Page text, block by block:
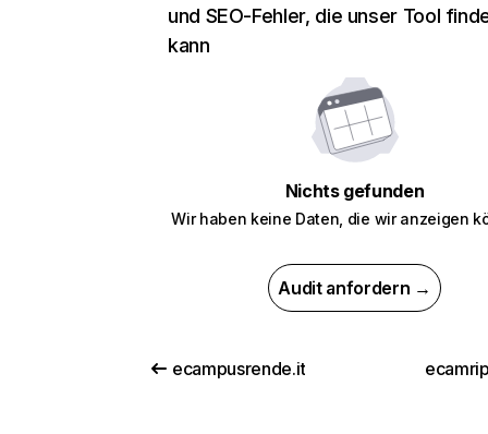
und SEO-Fehler, die unser Tool
kann
Nichts gefunden
Wir haben keine Daten, die wir anzeigen
Audit anfordern →
ecampusrende.it